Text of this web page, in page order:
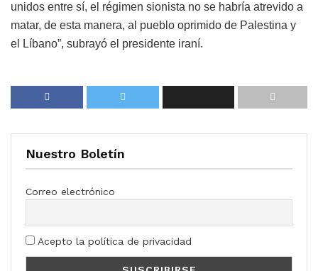
unidos entre sí, el régimen sionista no se habría atrevido a
matar, de esta manera, al pueblo oprimido de Palestina y
el Líbano”, subrayó el presidente iraní.
Nuestro Boletín
Correo electrónico
Acepto la política de privacidad